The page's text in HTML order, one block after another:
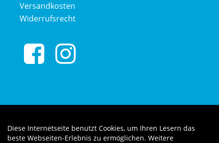
Versandkosten
Widerrufsrecht
Diese Internetseite benutzt Cookies, um Ihren Lesern das
beste Webseiten-Erlebnis zu ermöglichen. Weitere
Auftrag widerrufen